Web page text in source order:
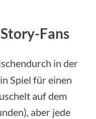
Fans
in der
Spiel für einen
auf dem
aber jede